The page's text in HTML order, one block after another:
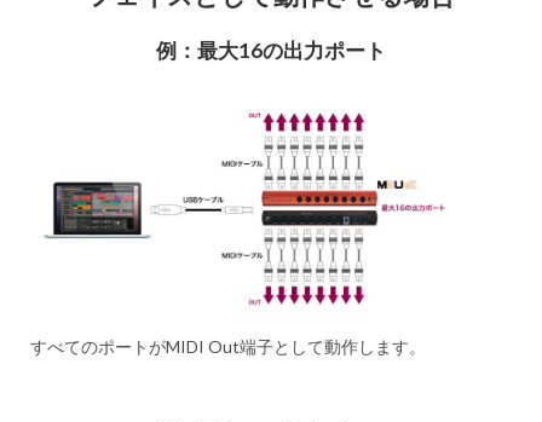
例：最大16の出力ポート
すべてのポートがMIDI Out端子として動作します。